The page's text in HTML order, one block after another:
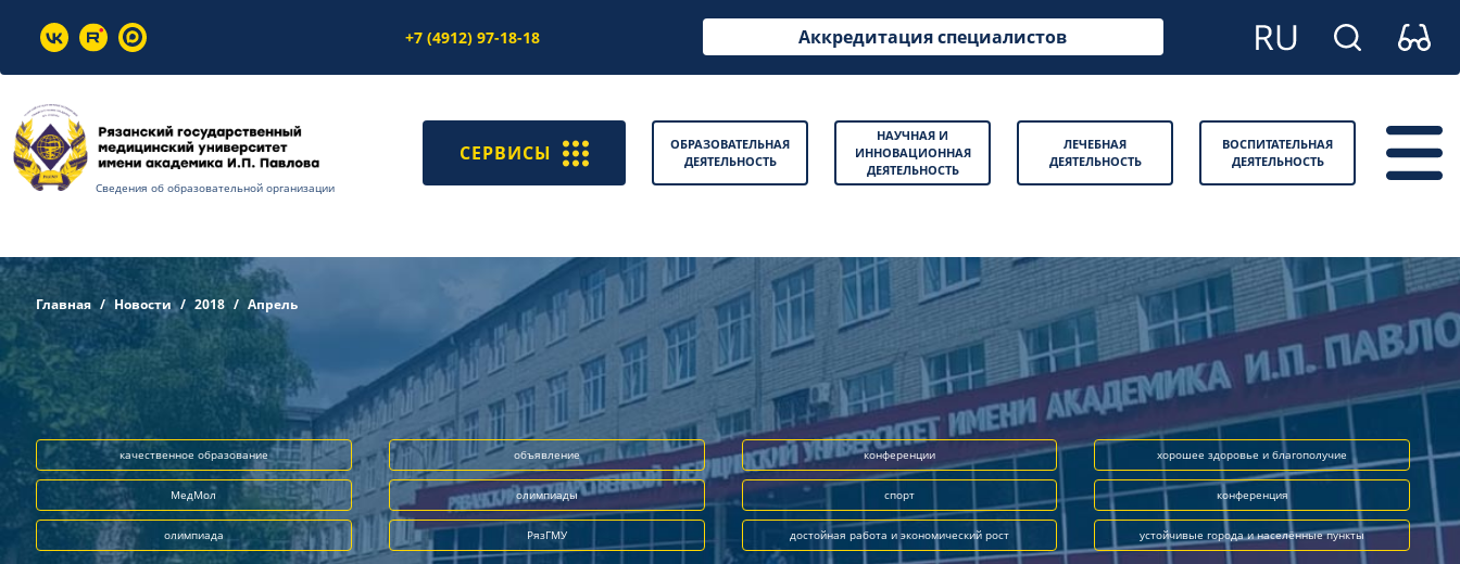
+7 (4912) 97-18-18 Аккредитация специалистов
Сведения об образовательной организации
СЕРВИСЫ
ОБРАЗОВАТЕЛЬНАЯ
ДЕЯТЕЛЬНОСТЬ
НАУЧНАЯ И
ИННОВАЦИОННАЯ
ДЕЯТЕЛЬНОСТЬ
ЛЕЧЕБНАЯ
ДЕЯТЕЛЬНОСТЬ
ВОСПИТАТЕЛЬНАЯ
ДЕЯТЕЛЬНОСТЬ
Главная Новости 2018 Апрель
качественное образование объявление конференции хорошее здоровье и благополучие
МедМол олимпиады спорт конференция
олимпиада РязГМУ достойная работа и экономический рост устойчивые города и населённые пункты